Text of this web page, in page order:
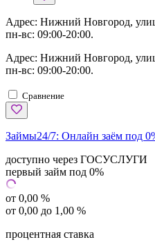
Адрес: Нижний Новгород,
пн-вс: 09:00-20:00.
Адрес: Нижний Новгород,
пн-вс: 09:00-20:00.
Сравнение
Займы24/7: Онлайн заём под
доступно через ГОСУСЛУГИ
первый займ под 0%
от 0,00 %
от 0,00 до 1,00 %
процентная ставка